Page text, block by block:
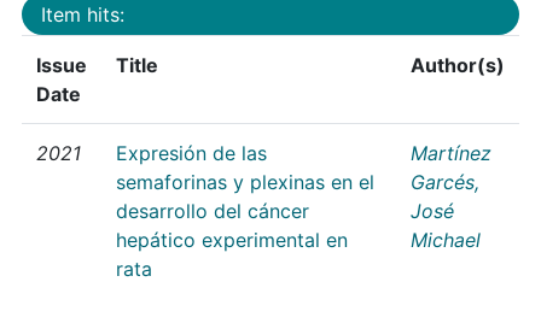
Item hits:
Issue
Date
Title Author(s)
2021
Expresión de las
semaforinas y plexinas en el
desarrollo del cáncer
hepático experimental en
rata
Martínez
Garcés,
José
Michael